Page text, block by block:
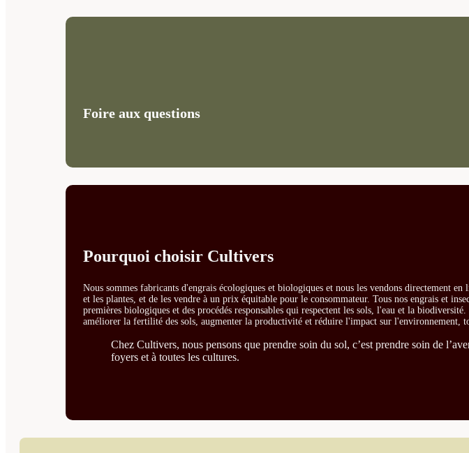
Foire aux questions
Pourquoi choisir Cultivers
Nous sommes fabricants d'engrais écologiques et biologiques et nous les vendons directement
et les plantes, et de les vendre à un prix équitable pour le consommateur. Tous nos engrais et
premières biologiques et des procédés responsables qui respectent les sols, l'eau et la
améliorer la fertilité des sols, augmenter la productivité et réduire l'impact sur l'environnement,
Chez Cultivers, nous pensons que prendre soin du sol, c’est prendre soin de
foyers et à toutes les cultures.